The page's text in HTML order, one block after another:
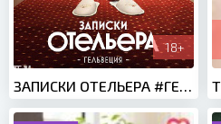
18+